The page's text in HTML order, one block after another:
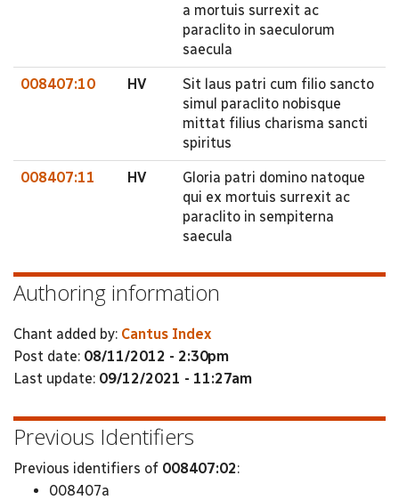
a mortuis surrexit ac
paraclito in saeculorum
saecula
008407:10 HV
Sit laus patri cum filio sancto
simul paraclito nobisque
mittat filius charisma sancti
spiritus
008407:11 HV
Gloria patri domino natoque
qui ex mortuis surrexit ac
paraclito in sempiterna
saecula
Authoring information
Chant added by: Cantus Index
Post date: 08/11/2012 - 2:30pm
Last update: 09/12/2021 - 11:27am
Previous Identifiers
Previous identifiers of 008407:02:
008407a